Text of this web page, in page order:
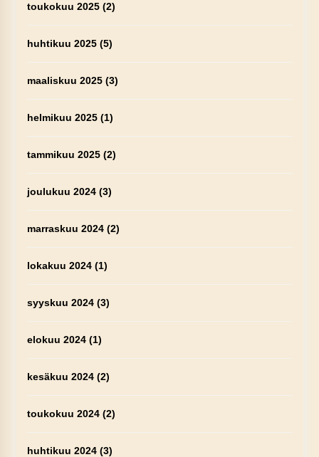
toukokuu 2025(2)
huhtikuu 2025(5)
maaliskuu 2025(3)
helmikuu 2025(1)
tammikuu 2025(2)
joulukuu 2024(3)
marraskuu 2024(2)
lokakuu 2024(1)
syyskuu 2024(3)
elokuu 2024(1)
kesäkuu 2024(2)
toukokuu 2024(2)
huhtikuu 2024(3)